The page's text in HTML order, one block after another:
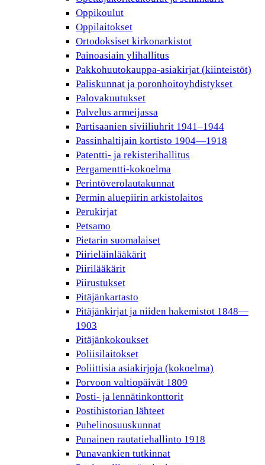
Oppikoulut
Oppilaitokset
Ortodoksiset kirkonarkistot
Painoasiain ylihallitus
Pakkohuutokauppa-asiakirjat (kiinteistöt)
Paliskunnat ja poronhoitoyhdistykset
Palovakuutukset
Palvelus armeijassa
Partisaanien siviiliuhrit 1941–1944
Passinhaltijain kortisto 1904—1918
Patentti- ja rekisterihallitus
Pergamentti-kokoelma
Perintöverolautakunnat
Permin aluepiirin arkistolaitos
Perukirjat
Petsamo
Pietarin suomalaiset
Piirieläinlääkärit
Piirilääkärit
Piirustukset
Pitäjänkartasto
Pitäjänkirjat ja niiden hakemistot 1848—
1903
Pitäjänkokoukset
Poliisilaitokset
Poliittisia asiakirjoja (kokoelma)
Porvoon valtiopäivät 1809
Posti- ja lennätinkonttorit
Postihistorian lähteet
Puhelinosuuskunnat
Punainen rautatiehallinto 1918
Punavankien tutkinnat